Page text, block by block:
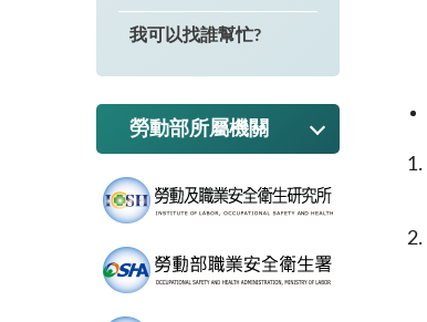
我可以找誰幫忙?
勞動部所屬機關